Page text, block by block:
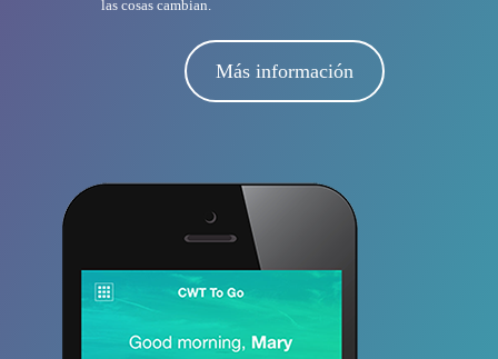
las cosas cambian.
Más información